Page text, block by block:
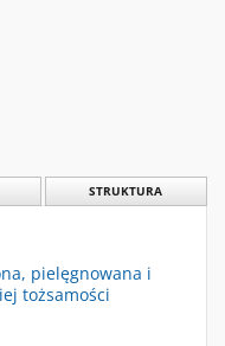
STRUKTURA
pielęgnowana i
tożsamości